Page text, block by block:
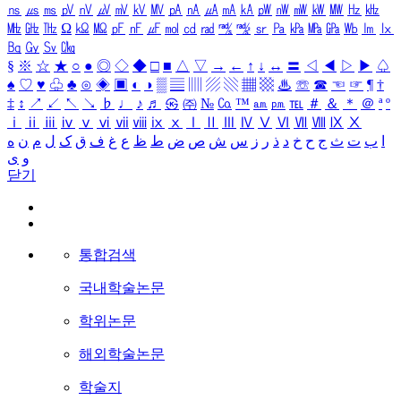
㎱ ㎲ ㎳ ㎴ ㎵ ㎶ ㎷ ㎸ ㎹ ㎀ ㎁ ㎂ ㎃ ㎄ ㎺ ㎻ ㎽ ㎾ ㎿ ㎐ ㎑
㎒ ㎓ ㎔ Ω ㏀ ㏁ ㎊ ㎋ ㎌ ㏖ ㏅ ㎭ ㎮ ㎯ ㏛ ㎩ ㎪ ㎫ ㎬ ㏝ ㏐
㏓
㏃ ㏉ ㏜ ㏆
§ ※ ☆ ★ ○ ● ◎ ◇ ◆ □ ■ △ ▽ → ← ↑ ↓ ↔ 〓 ◁ ◀ ▷ ▶ ♤
♠ ♡ ♥ ♧ ♣ ⊙ ◈ ▣ ◐ ◑ ▒ ▤ ▨ ▧ ▦ ▩ ♨ ☏ ☎ ☜ ☞ ¶ †
‡ ↕ ↗ ↙ ↖ ↘ ♭ ♩ ♪ ♬ ㉿ ㈜ № ㏇ ™ ㏂ ㏘ ℡ ＃ ＆ ＊ ＠ ª º
ⅰ
ⅱ ⅲ ⅳ ⅴ ⅵ ⅶ ⅷ ⅸ ⅹ Ⅳ Ⅴ Ⅵ Ⅶ Ⅷ Ⅸ Ⅹ
ب ت ث ج ح خ د ذ ر ز س ش ص ض ط ظ ع غ ف ق ک ل م ن ه
و ی
닫기
통합검색
국내학술논문
학위논문
해외학술논문
학술지